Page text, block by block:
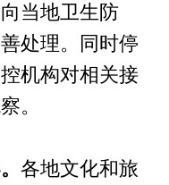
当地卫生防
处理。同时停
机构对相关接
。
各地文化和旅